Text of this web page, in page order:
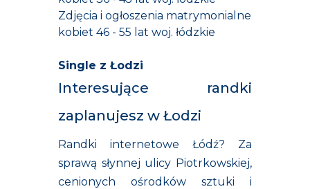
Zdjęcia i ogłoszenia matrymonialne
kobiet 46 - 55 lat woj. łódzkie
Single z Łodzi
Interesujące randki
zaplanujesz w Łodzi
Randki internetowe Łódź? Za
sprawą słynnej ulicy Piotrkowskiej,
cenionych ośrodków sztuki i